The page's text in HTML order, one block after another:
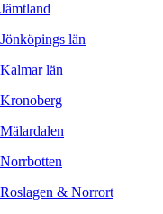
Jämtland
Jönköpings län
Kalmar län
Kronoberg
Mälardalen
Norrbotten
Roslagen & Norrort